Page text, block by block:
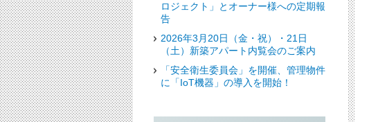
ロジェクト」とオーナー様への定期報
告
2026年3月20日（金・祝）・21日
（土）新築アパート内覧会のご案内
「安全衛生委員会」を開催、管理物件
に「IoT機器」の導入を開始！